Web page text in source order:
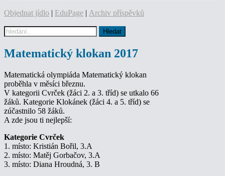
Objednat jídlo | EduPage | Archiv příspěvků
Matematický klokan 2017
Matematická olympiáda Matematický klokan
proběhla v měsíci březnu.
V kategorii Cvrček (žáci 2. a 3. tříd) se utkalo 66
žáků. Kategorie Klokánek (žáci 4. a 5. tříd) se
zúčastnilo 58 žáků.
A zde jsou ti nejlepší:
Kategorie Cvrček
1. místo: Kristián Bořil, 3.A
2. místo: Matěj Gorbačov, 3.A
3. místo: Diana Hroudná, 3. B